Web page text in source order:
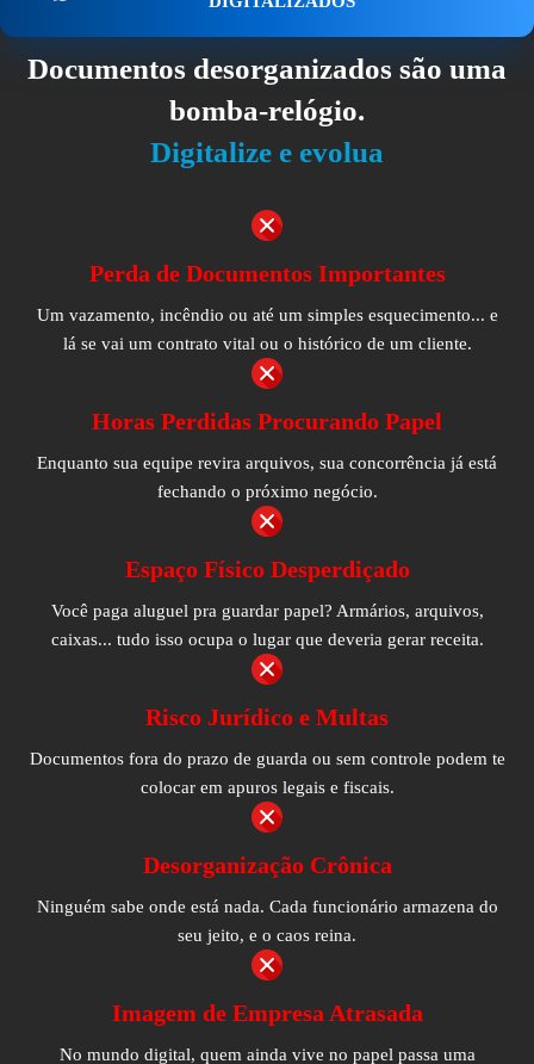
Documentos desorganizados são uma
bomba-relógio.
Digitalize e evolua
Perda de Documentos Importantes
Um vazamento, incêndio ou até um simples esquecimento... e
lá se vai um contrato vital ou o histórico de um cliente.
Horas Perdidas Procurando Papel
Enquanto sua equipe revira arquivos, sua concorrência já está
fechando o próximo negócio.
Espaço Físico Desperdiçado
Você paga aluguel pra guardar papel? Armários, arquivos,
caixas... tudo isso ocupa o lugar que deveria gerar receita.
Risco Jurídico e Multas
Documentos fora do prazo de guarda ou sem controle podem te
colocar em apuros legais e fiscais.
Desorganização Crônica
Ninguém sabe onde está nada. Cada funcionário armazena do
seu jeito, e o caos reina.
Imagem de Empresa Atrasada
No mundo digital, quem ainda vive no papel passa uma